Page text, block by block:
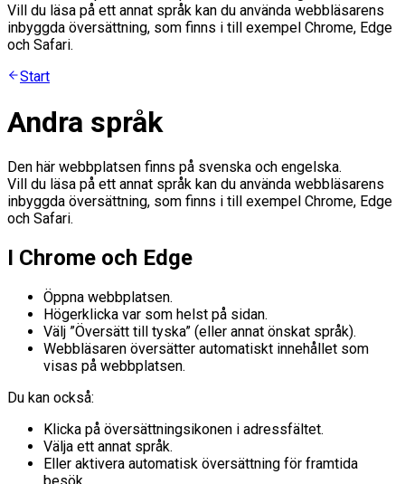
Vill du läsa på ett annat språk kan du använda webbläsarens
inbyggda översättning, som finns i till exempel Chrome, Edge
och Safari.
Start
Andra språk
Den här webbplatsen finns på svenska och engelska.
Vill du läsa på ett annat språk kan du använda webbläsarens
inbyggda översättning, som finns i till exempel Chrome, Edge
och Safari.
I Chrome och Edge
Öppna webbplatsen.
Högerklicka var som helst på sidan.
Välj ”Översätt till tyska” (eller annat önskat språk).
Webbläsaren översätter automatiskt innehållet som
visas på webbplatsen.
Du kan också:
Klicka på översättningsikonen i adressfältet.
Välja ett annat språk.
Eller aktivera automatisk översättning för framtida